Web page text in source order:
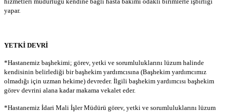
yapar.
YETKİ DEVRİ
*Hastanemiz başhekimi; görev, yetki ve sorumluluklarını lüzum halinde
kendisinin belirlediği bir başhekim yardımcısına (Başhekim yardımcımız
olmadığı için uzman hekime) devreder. İlgili başhekim yardımcısı başhekim
görev devrini alana kadar makama vekalet eder.
*Hastanemiz İdari Mali İşler Müdürü görev, yetki ve sorumluluklarını lüzum